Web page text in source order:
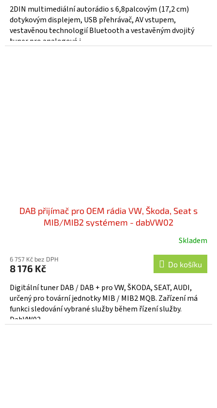
2DIN multimediální autorádio s 6,8palcovým (17,2 cm)
dotykovým displejem, USB přehrávač, AV vstupem,
vestavěnou technologií Bluetooth a vestavěným dvojitý
tuner pro analogové i...
DAB přijímač pro OEM rádia VW, Škoda, Seat s
MIB/MIB2 systémem - dabVW02
produktu
je
3,3
z
5
hvězdiček.
Skladem
6 757 Kč bez DPH
8 176 Kč Do košíku
Digitální tuner DAB / DAB + pro VW, ŠKODA, SEAT, AUDI,
určený pro tovární jednotky MIB / MIB2 MQB. Zařízení má
funkci sledování vybrané služby během řízení služby.
DabVW02...